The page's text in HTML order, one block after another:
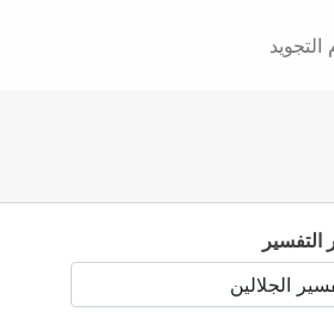
التجويد
التفسير